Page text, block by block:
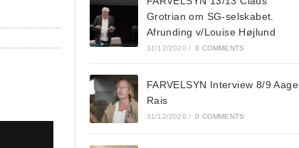
Grotrian om SG-selskabet.
Afrunding v/Louise Højlund
31/12/2020 / 0 COMMENTS
FARVELSYN Interview 8/9 Aage
Rais
31/12/2020 / 0 COMMENTS